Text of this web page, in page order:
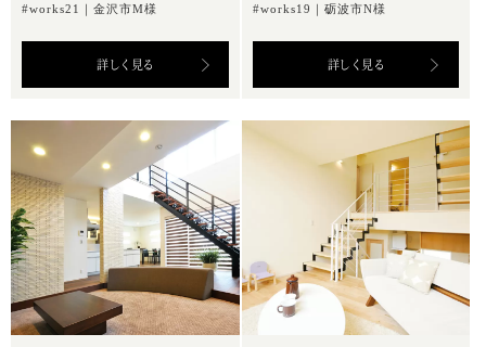
#works21｜金沢市M様
詳しく見る
#works19｜砺波市N様
詳しく見る